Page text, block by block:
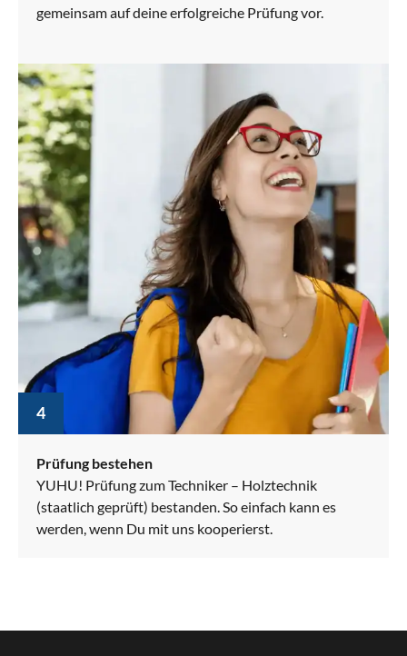
gemeinsam auf deine erfolgreiche Prüfung vor.
4
Prüfung bestehen
YUHU! Prüfung zum Techniker – Holztechnik
(staatlich geprüft) bestanden. So einfach kann es
werden, wenn Du mit uns kooperierst.